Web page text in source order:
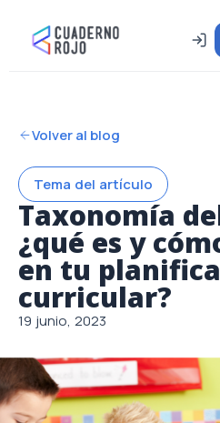
contenido
Volver al blog
Tema del artículo
Taxonomía
¿qué es y
en tu
curricular?
19 junio, 2023